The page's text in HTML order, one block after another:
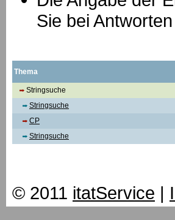
Sie bei
Thema
Stringsuche
Stringsuche
CP
Stringsuche
© 2011 itatService |